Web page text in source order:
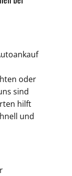
oder
sind
hilft
und